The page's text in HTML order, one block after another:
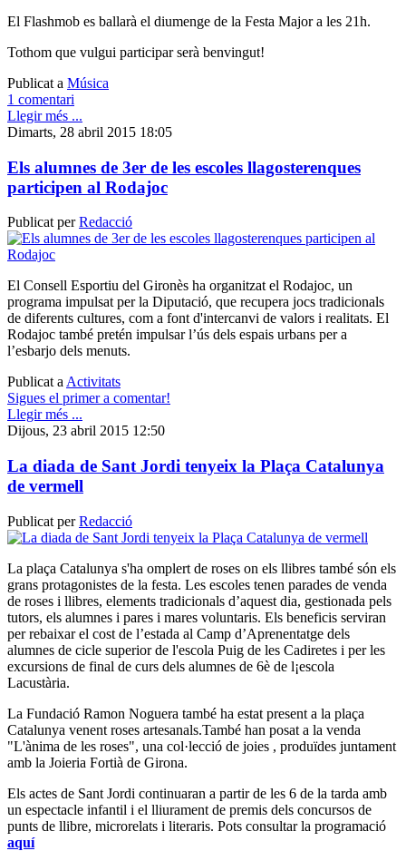
El Flashmob es ballarà el diumenge de la Festa Major a les 21h.
Tothom que vulgui participar serà benvingut!
Publicat a Música
1 comentari
Llegir més ...
Dimarts, 28 abril 2015 18:05
Els alumnes de 3er de les escoles llagosterenques
participen al Rodajoc
Publicat perRedacció
El Consell Esportiu del Gironès ha organitzat el Rodajoc, un
programa impulsat per la Diputació, que recupera jocs tradicionals
de diferents cultures, com a font d'intercanvi de valors i realitats. El
Rodajoc també pretén impulsar l’ús dels espais urbans per a
l’esbarjo dels menuts.
Publicat a Activitats
Sigues el primer a comentar!
Llegir més ...
Dijous, 23 abril 2015 12:50
La diada de Sant Jordi tenyeix la Plaça Catalunya
de vermell
Publicat perRedacció
La plaça Catalunya s'ha omplert de roses on els llibres també són els
grans protagonistes de la festa. Les escoles tenen parades de venda
de roses i llibres, elements tradicionals d’aquest dia, gestionada pels
tutors, els alumnes i pares i mares voluntaris. Els beneficis serviran
per rebaixar el cost de l’estada al Camp d’Aprenentatge dels
alumnes de cicle superior de l'escola Puig de les Cadiretes i per les
excursions de final de curs dels alumnes de 6è de l¡escola
Lacustària.
La Fundació Ramon Noguera també ha estat present a la plaça
Catalunya venent roses artesanals.També han posat a la venda
"L'ànima de les roses", una col·lecció de joies , produïdes juntament
amb la Joieria Fortià de Girona.
Els actes de Sant Jordi continuaran a partir de les 6 de la tarda amb
un espectacle infantil i el lliurament de premis dels concursos de
punts de llibre, microrelats i literaris. Pots consultar la programació
aquí